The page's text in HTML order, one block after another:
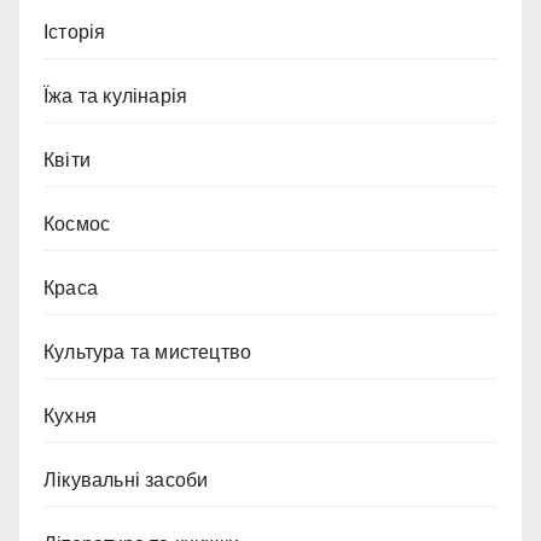
Історія
Їжа та кулінарія
Квіти
Космос
Краса
Культура та мистецтво
Кухня
Лікувальні засоби